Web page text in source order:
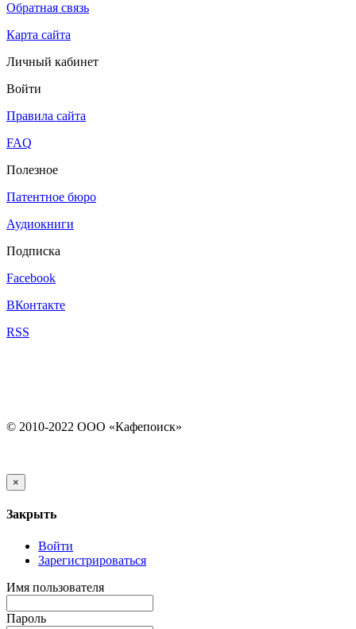
Обратная связь
Карта сайта
Личный кабинет
Войти
Правила сайта
FAQ
Полезное
Патентное бюро
Аудиокниги
Подписка
Facebook
ВКонтакте
RSS
© 2010-2022 ООО «Кафепоиск»
×
Закрыть
Войти
Зарегистрироваться
Имя пользователя
Пароль